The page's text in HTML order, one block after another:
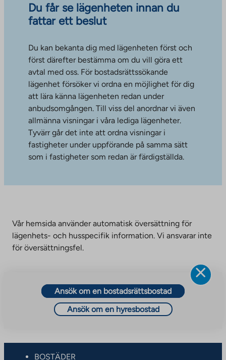
Du får se lägenheten innan du
fattar ett beslut
Du kan bekanta dig med lägenheten först och
först därefter bestämma om du vill göra ett
avtal med oss. För bostadsrättssökande
lägenhet försöker vi ordna en möjlighet för dig
att lära känna lägenheten redan under
anbudsomgången. Till viss del anordnar vi även
allmänna visningar i våra lediga lägenheter.
Tyvärr går det inte att ordna visningar i
fastigheter under uppförande på samma sätt
som i fastigheter som redan är färdigställda.
Vår hemsida använder automatisk översättning för
lägenhets- och husspecifik information. Vi ansvarar inte
för översättningsfel.
Ansök om en bostadsrättsbostad
Ansök om en hyresbostad
BOSTÄDER